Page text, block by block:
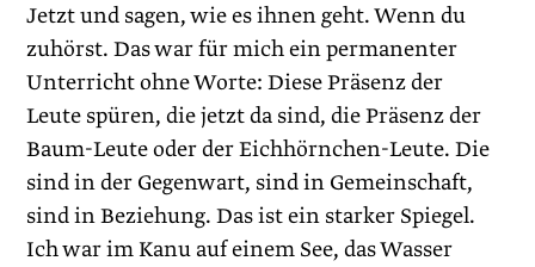
Jetzt und sagen, wie es ihnen geht. Wenn du
zuhörst. Das war für mich ein permanenter
Unterricht ohne Worte: Diese Präsenz der
Leute spüren, die jetzt da sind, die Präsenz der
Baum-Leute oder der Eichhörnchen-Leute. Die
sind in der Gegenwart, sind in Gemeinschaft,
sind in Beziehung. Das ist ein starker Spiegel.
Ich war im Kanu auf einem See, das Wasser